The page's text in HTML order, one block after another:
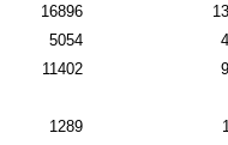
16896
5054
11402
1289